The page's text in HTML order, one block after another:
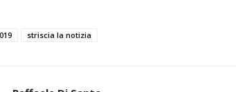
striscia la notizia